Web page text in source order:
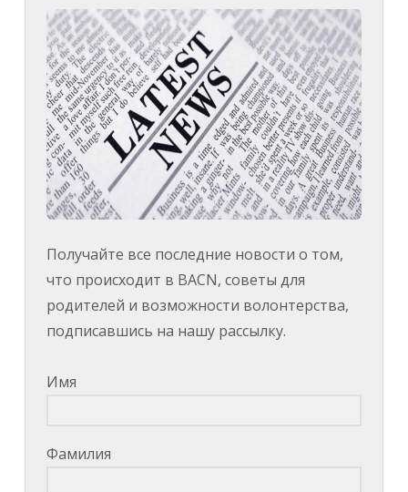
Получайте все последние новости о том,
что происходит в BACN, советы для
родителей и возможности волонтерства,
подписавшись на нашу рассылку.
Имя
Фамилия